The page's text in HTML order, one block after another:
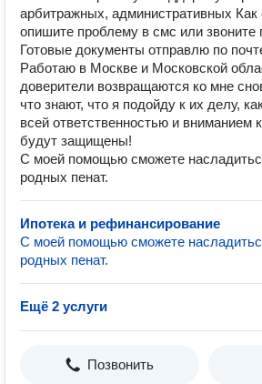
арбитражных, административных Как
опишите проблему в смс или звоните
Готовые документы отправлю по
Работаю в Москве и Московской
доверители возвращаются ко мне
что знают, что я подойду к их делу,
всей ответственностью и вниманием
будут защищены!
С моей помощью сможете
родных пенат.
Ипотека и рефинансирование
С моей помощью сможете
родных пенат.
Ещё 2 услуги
Позвонить